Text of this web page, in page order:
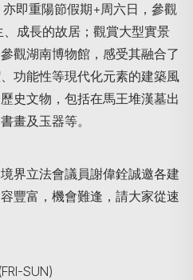
亦即重陽節假期+周六日，參觀
成長的故居；觀賞大型實景
觀湖南博物館，感受其融合了
功能性等現代化元素的建築風
史文物，包括在馬王堆漢墓出
畫及玉器等。
界立法會議員謝偉銓誠邀各建
豐富，機會難逢，請大家從速
SUN)